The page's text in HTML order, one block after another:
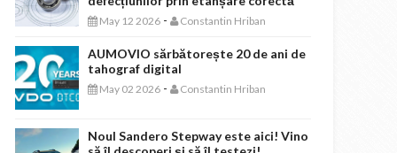
May 12 2026 - Constantin Hriban
AUMOVIO sărbătorește 20 de ani de
tahograf digital
May 02 2026 - Constantin Hriban
Noul Sandero Stepway este aici! Vino